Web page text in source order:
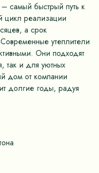
самый быстрый путь к
цикл реализации
а срок
утеплители
Они подходят
так и для уютных
дом от компании
долгие годы, радуя